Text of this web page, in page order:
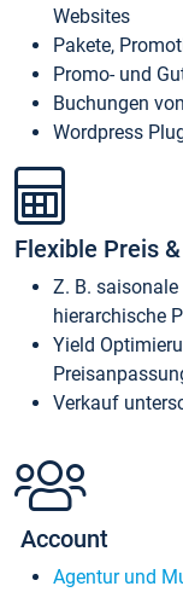
Websites
Pakete,
Promo- und
Buchungen
Wordpress
Flexible Preis
Z. B.
hierarchische
Yield
Verkauf
Account
Agentur und